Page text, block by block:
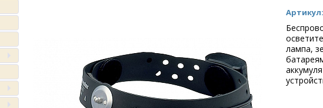
Артикул:
лампа,